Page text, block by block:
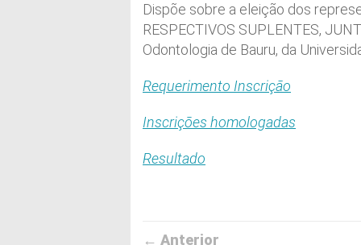
Dispõe sobre a eleição dos
RESPECTIVOS SUPLENTES,
Odontologia de Bauru, da
Requerimento Inscrição
Inscrições homologadas
Resultado
← Anterior